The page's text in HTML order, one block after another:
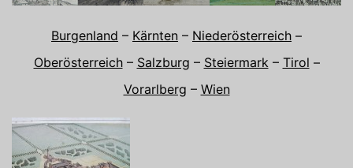
Burgenland – Kärnten – Niederösterreich –
Oberösterreich– Salzburg – Steiermark – Tirol –
Vorarlberg – Wien